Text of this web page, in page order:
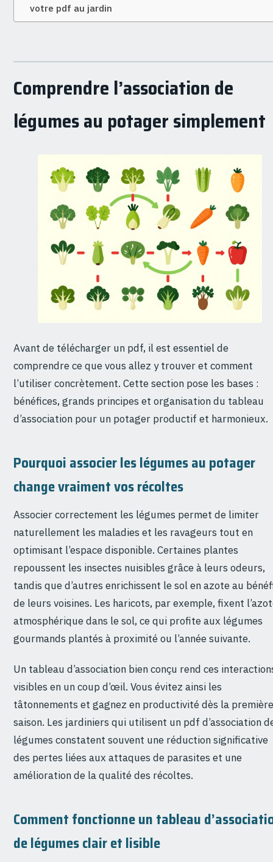
votre pdf au jardin
Comprendre l’association de
légumes au potager simplement
Avant de télécharger un pdf, il est essentiel de
comprendre ce que vous allez y trouver et comment
l’utiliser concrètement. Cette section pose les bases :
bénéfices, grands principes et organisation du tableau
d’association pour un potager productif et harmonieux.
Pourquoi associer les légumes au potager
change vraiment vos récoltes
Associer correctement les légumes permet de limiter
naturellement les maladies et les ravageurs tout en
optimisant l’espace disponible. Certaines plantes
repoussent les insectes nuisibles grâce à leurs odeurs,
tandis que d’autres enrichissent le sol en azote au
de leurs voisines. Les haricots, par exemple, fixent
atmosphérique dans le sol, ce qui profite aux légumes
gourmands plantés à proximité ou l’année suivante.
Un tableau d’association bien conçu rend ces
visibles en un coup d’œil. Vous évitez ainsi les
tâtonnements et gagnez en productivité dès la première
saison. Les jardiniers qui utilisent un pdf d’association
légumes constatent souvent une réduction significative
des pertes liées aux attaques de parasites et une
amélioration de la qualité des récoltes.
Comment fonctionne un tableau
de légumes clair et lisible